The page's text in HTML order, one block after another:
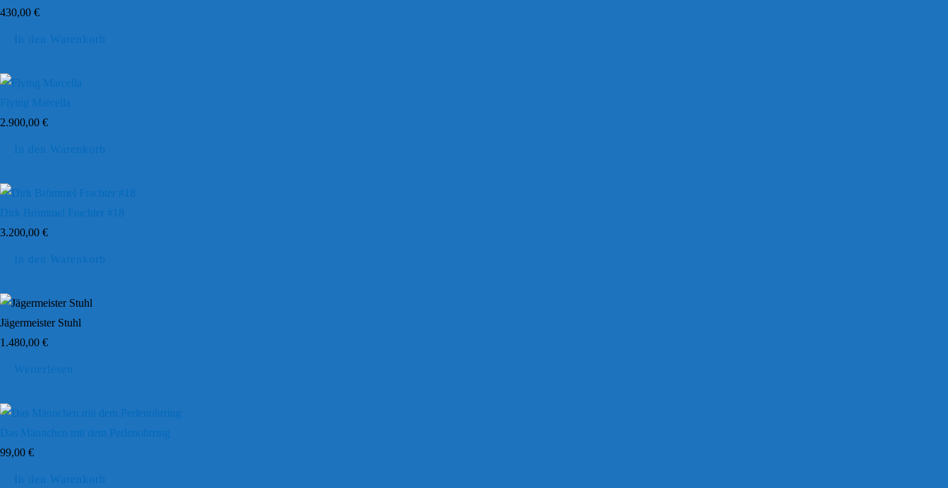
430,00 €
In den Warenkorb
Flying Marcella
2.900,00 €
In den Warenkorb
Dirk Brömmel Frachter #18
3.200,00 €
In den Warenkorb
Jägermeister Stuhl
1.480,00 €
Weiterlesen
Das Männchen mit dem Perlenohrring
99,00 €
In den Warenkorb